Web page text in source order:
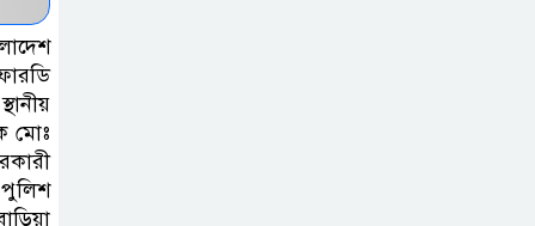
মোঃ
পুলিশ